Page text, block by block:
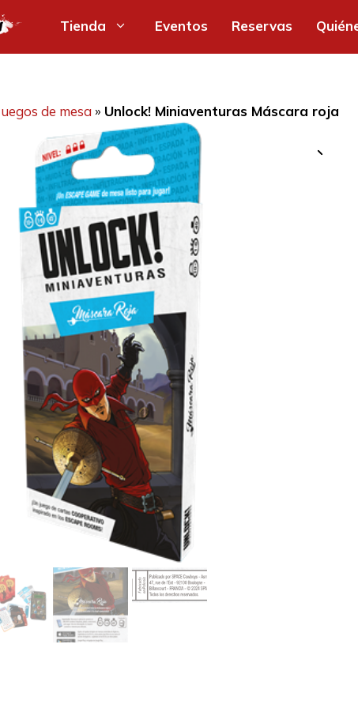
Tienda Eventos Reservas
de mesa» Unlock! Miniaventuras Máscara roja